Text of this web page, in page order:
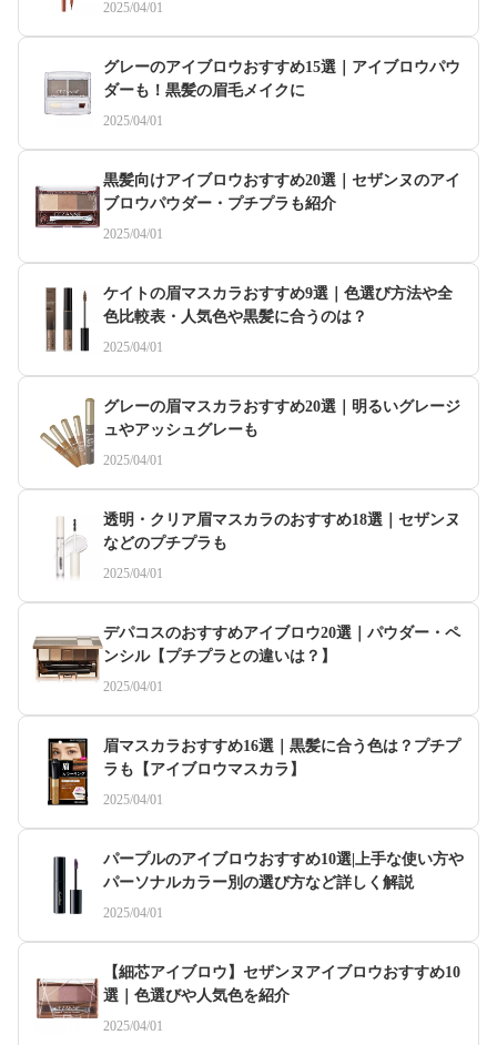
2025/04/01
グレーのアイブロウおすすめ15選｜アイブロウパウ
ダーも！黒髪の眉毛メイクに
2025/04/01
黒髪向けアイブロウおすすめ20選｜セザンヌのアイ
ブロウパウダー・プチプラも紹介
2025/04/01
ケイトの眉マスカラおすすめ9選｜色選び方法や全
色比較表・人気色や黒髪に合うのは？
2025/04/01
グレーの眉マスカラおすすめ20選｜明るいグレージ
ュやアッシュグレーも
2025/04/01
透明・クリア眉マスカラのおすすめ18選｜セザンヌ
などのプチプラも
2025/04/01
デパコスのおすすめアイブロウ20選｜パウダー・ペ
ンシル【プチプラとの違いは？】
2025/04/01
眉マスカラおすすめ16選｜黒髪に合う色は？プチプ
ラも【アイブロウマスカラ】
2025/04/01
パープルのアイブロウおすすめ10選|上手な使い方や
パーソナルカラー別の選び方など詳しく解説
2025/04/01
【細芯アイブロウ】セザンヌアイブロウおすすめ10
選｜色選びや人気色を紹介
2025/04/01